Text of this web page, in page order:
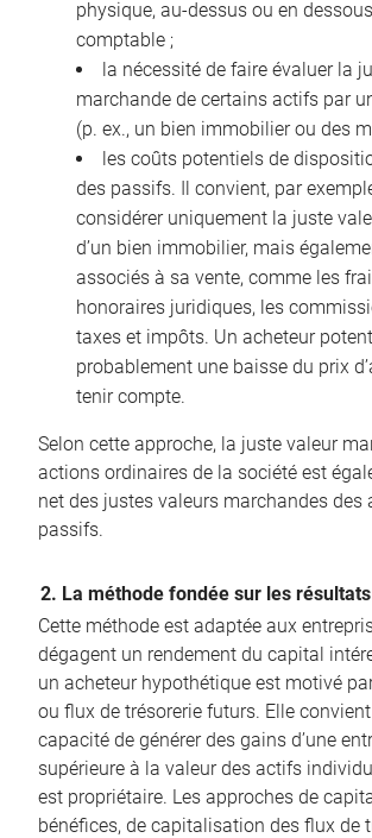
physique, au-dessus ou en
comptable ;
la nécessité de faire évaluer la
marchande de certains actifs par
(p. ex., un bien immobilier ou des
les coûts potentiels de
des passifs. Il convient, par
considérer uniquement la juste
d’un bien immobilier, mais
associés à sa vente, comme les
honoraires juridiques, les
taxes et impôts. Un acheteur
probablement une baisse du prix
tenir compte.
Selon cette approche, la juste valeur
actions ordinaires de la société est
net des justes valeurs marchandes des
passifs.
2. La méthode fondée sur les résultats
Cette méthode est adaptée aux
dégagent un rendement du capital
un acheteur hypothétique est motivé
ou flux de trésorerie futurs. Elle
capacité de générer des gains d’une
supérieure à la valeur des actifs
est propriétaire. Les approches de
bénéfices, de capitalisation des flux de